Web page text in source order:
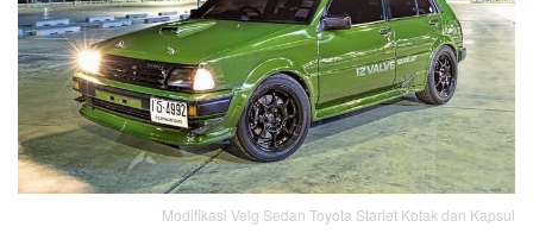
Modifikasi Velg Sedan Toyota Starlet Kotak dan Kapsul